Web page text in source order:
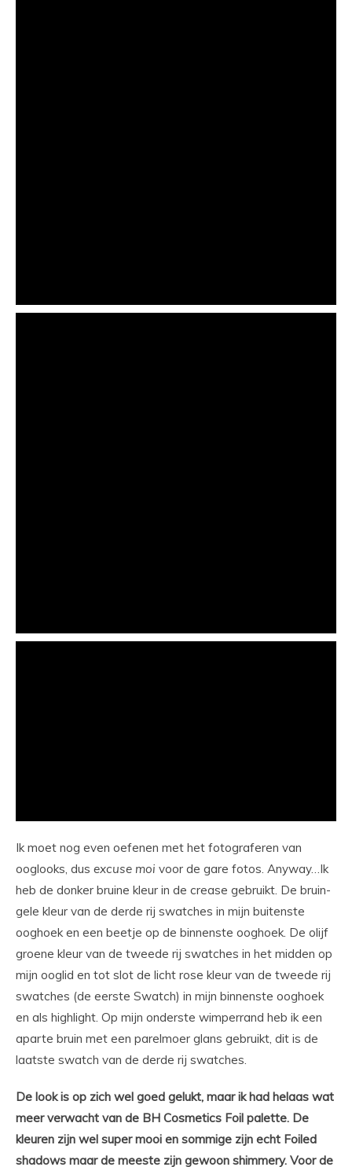
Ik moet nog even oefenen met het fotograferen van
ooglooks, dus excuse moi voor de gare fotos. Anyway…Ik
heb de donker bruine kleur in de crease gebruikt. De bruin-
gele kleur van de derde rij swatches in mijn buitenste
ooghoek en een beetje op de binnenste ooghoek. De olijf
groene kleur van de tweede rij swatches in het midden op
mijn ooglid en tot slot de licht rose kleur van de tweede rij
swatches (de eerste Swatch) in mijn binnenste ooghoek
en als highlight. Op mijn onderste wimperrand heb ik een
aparte bruin met een parelmoer glans gebruikt, dit is de
laatste swatch van de derde rij swatches.
De look is op zich wel goed gelukt, maar ik had helaas wat
meer verwacht van de BH Cosmetics Foil palette. De
kleuren zijn wel super mooi en sommige zijn echt Foiled
shadows maar de meeste zijn gewoon shimmery. Voor de